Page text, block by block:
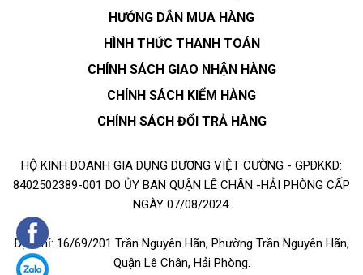
HƯỚNG DẪN MUA HÀNG
HÌNH THỨC THANH TOÁN
CHÍNH SÁCH GIAO NHẬN HÀNG
CHÍNH SÁCH KIỂM HÀNG
CHÍNH SÁCH ĐỔI TRẢ HÀNG
HỘ KINH DOANH GIA DỤNG DƯƠNG VIỆT CƯỜNG - GPDKKD:
8402502389-001 DO ỦY BAN QUẬN LÊ CHÂN -HẢI PHÒNG CẤP
NGÀY 07/08/2024.
Địa chỉ: 16/69/201 Trần Nguyên Hãn, Phường Trần Nguyên Hãn,
Quận Lê Chân, Hải Phòng.